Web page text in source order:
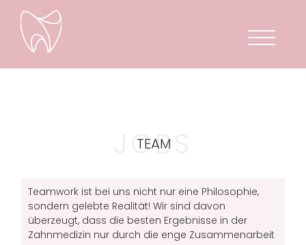
JOBS
TEAM
Teamwork ist bei uns nicht nur eine Philosophie,
sondern gelebte Realität! Wir sind davon
überzeugt, dass die besten Ergebnisse in der
Zahnmedizin nur durch die enge Zusammenarbeit